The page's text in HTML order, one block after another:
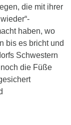
die mit ihrer
haben, wo
bis es bricht und
Schwestern
die Füße